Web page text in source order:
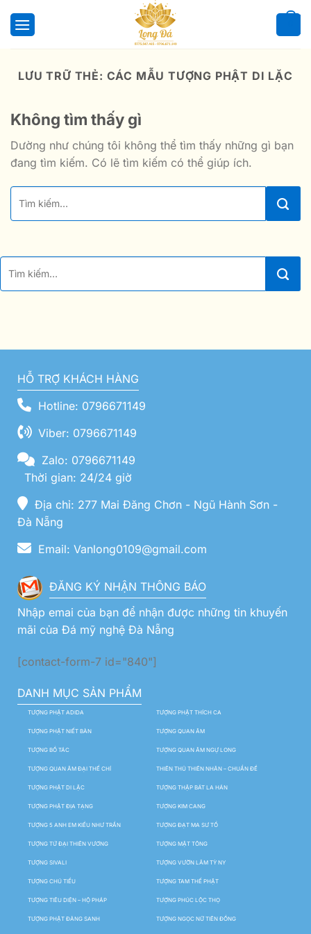
qua
LƯU TRỮ THẺ: CÁC MẪU TƯỢNG PHẬT DI LẶC
Không tìm thấy gì
Dường như chúng tôi không thể tìm thấy những gì bạn
đang tìm kiếm. Có lẽ tìm kiếm có thể giúp ích.
HỖ TRỢ KHÁCH HÀNG
Hotline: 0796671149
Viber: 0796671149
Zalo: 0796671149
Thời gian: 24/24 giờ
Địa chỉ: 277 Mai Đăng Chơn - Ngũ Hành Sơn -
Đà Nẵng
Email: Vanlong0109@gmail.com
ĐĂNG KÝ NHẬN THÔNG BÁO
Nhập emai của bạn để nhận được những tin khuyến
mãi của Đá mỹ nghệ Đà Nẵng
[contact-form-7 id="840"]
DANH MỤC SẢN PHẨM
TƯỢNG PHẬT ADIDA TƯỢNG PHẬT THÍCH CA
TƯỢNG PHẬT NIẾT BÀN TƯỢNG QUAN ÂM
TƯỢNG BỒ TÁC TƯỢNG QUAN ÂM NGỰ LONG
TƯỢNG QUAN ÂM ĐẠI THẾ CHÍ THIÊN THỦ THIÊN NHÃN – CHUẨN ĐỀ
TƯỢNG PHẬT DI LẶC TƯỢNG THẬP BÁT LA HÁN
TƯỢNG PHẬT ĐỊA TẠNG TƯỢNG KIM CANG
TƯỢNG 5 ANH EM KIỀU NHƯ TRẦN TƯỢNG ĐẠT MA SƯ TỔ
TƯỢNG TỨ ĐẠI THIÊN VƯƠNG TƯỢNG MẬT TÔNG
TƯỢNG SIVALI TƯỢNG VƯỜN LÂM TỲ NY
TƯỢNG CHÚ TIỂU TƯỢNG TAM THẾ PHẬT
TƯỢNG TIÊU DIỆN – HỘ PHÁP TƯỢNG PHÚC LỘC THỌ
TƯỢNG PHẬT ĐẢNG SANH TƯỢNG NGỌC NỮ TIÊN ĐỒNG